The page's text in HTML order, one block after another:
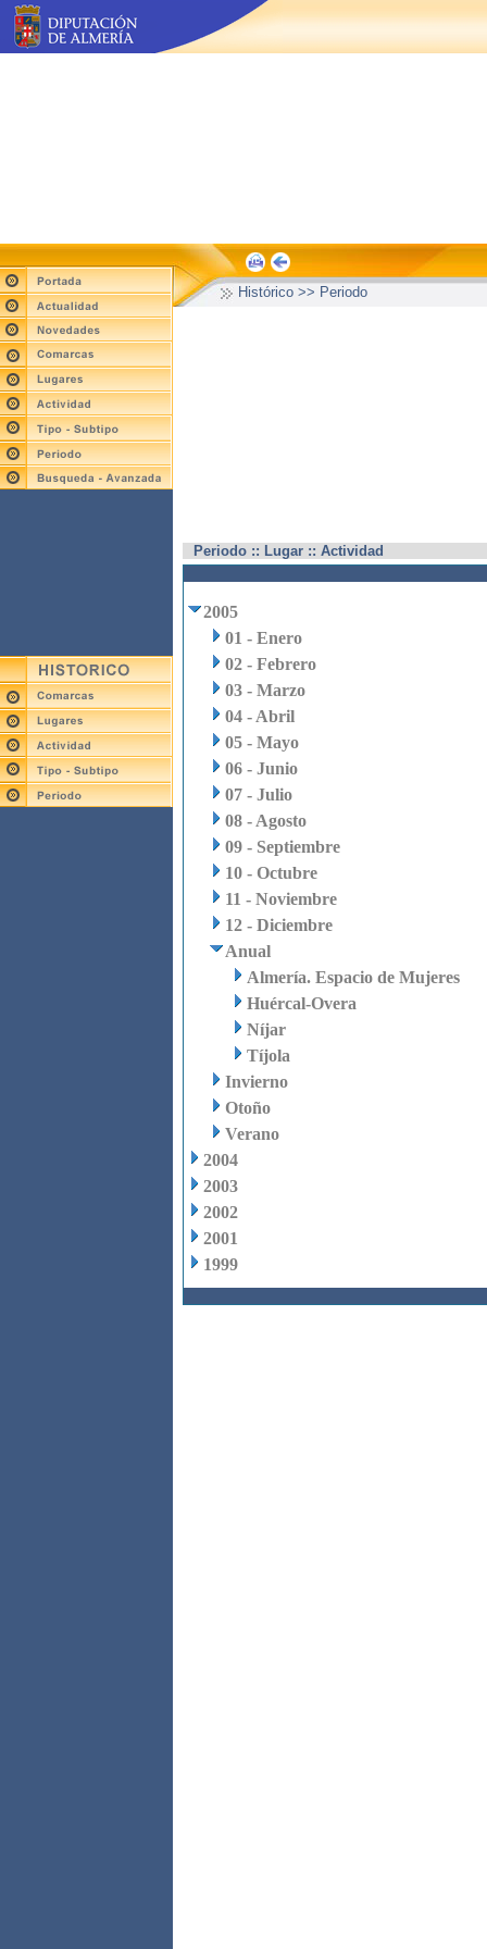
Histórico >> Periodo
Periodo :: Lugar :: Actividad
2005
01 - Enero
02 - Febrero
03 - Marzo
04 - Abril
05 - Mayo
06 - Junio
07 - Julio
08 - Agosto
09 - Septiembre
10 - Octubre
11 - Noviembre
12 - Diciembre
Anual
Almería. Espacio de Mujeres
Huércal-Overa
Níjar
Tíjola
Invierno
Otoño
Verano
2004
2003
2002
2001
1999